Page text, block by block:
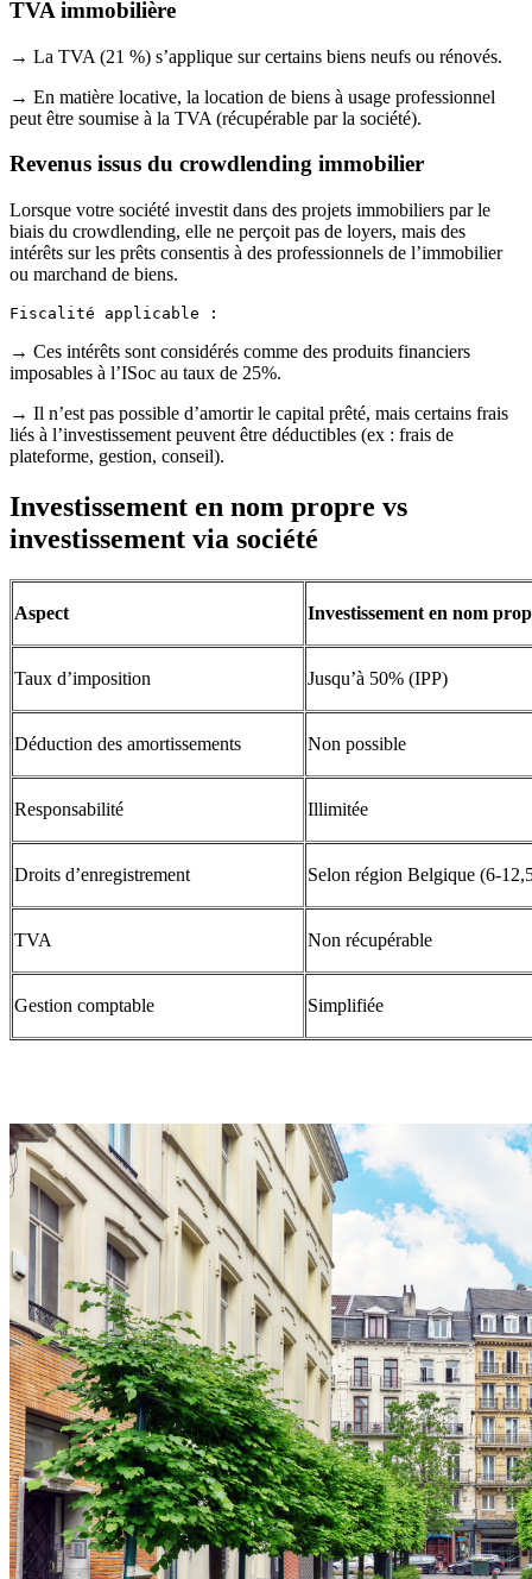
TVA immobilière
→ La TVA (21 %) s’applique sur certains biens neufs ou rénovés.
→ En matière locative, la location de biens à usage professionnel
peut être soumise à la TVA (récupérable par la société).
Revenus issus du crowdlending immobilier
Lorsque votre société investit dans des projets immobiliers par le
biais du crowdlending, elle ne perçoit pas de loyers, mais des
intérêts sur les prêts consentis à des professionnels de l’immobilier
ou marchand de biens.
Fiscalité applicable :
→ Ces intérêts sont considérés comme des produits financiers
imposables à l’ISoc au taux de 25%.
→ Il n’est pas possible d’amortir le capital prêté, mais certains frais
liés à l’investissement peuvent être déductibles (ex : frais de
plateforme, gestion, conseil).
Investissement en nom propre vs
investissement via société
Aspect Investissement en nom
Taux d’imposition Jusqu’à 50% (IPP)
Déduction des amortissements Non possible
Responsabilité Illimitée
Droits d’enregistrement Selon région Belgique (6-
TVA Non récupérable
Gestion comptable Simplifiée